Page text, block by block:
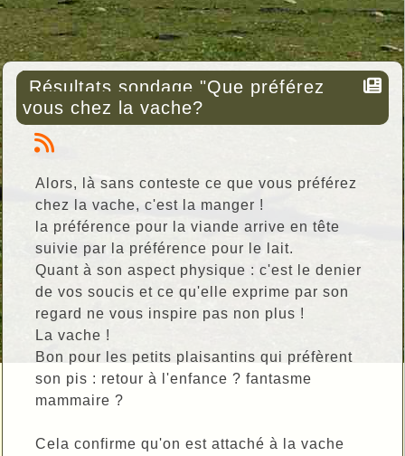
Résultats sondage "Que préférez
vous chez la vache?
Alors, là sans conteste ce que vous préférez
chez la vache, c'est la manger !
la préférence pour la viande arrive en tête
suivie par la préférence pour le lait.
Quant à son aspect physique : c'est le denier
de vos soucis et ce qu'elle exprime par son
regard ne vous inspire pas non plus !
La vache !
Bon pour les petits plaisantins qui préfèrent
son pis : retour à l'enfance ? fantasme
mammaire ?
Cela confirme qu'on est attaché à la vache